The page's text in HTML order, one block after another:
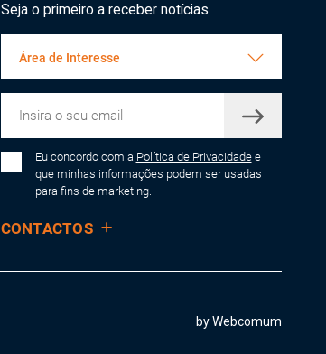
CONTACTOS
Seja o primeiro a receber notícias
Área de Interesse
Eu concordo com a Política de Privacidadee
que minhas informações podem ser usadas
para fins de marketing.
by Webcomum